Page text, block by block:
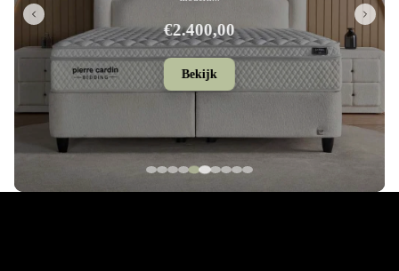
€2.280,00
Bekijk